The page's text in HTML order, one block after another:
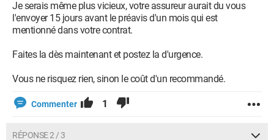
Je serais même plus vicieux, votre assureur aurait du vous
l'envoyer 15 jours avant le préavis d'un mois qui est
mentionné dans votre contrat.
Faites la dès maintenant et postez la d'urgence.
Vous ne risquez rien, sinon le coût d'un recommandé.
Commenter 1
RÉPONSE 2 / 3